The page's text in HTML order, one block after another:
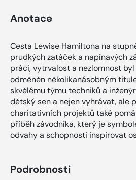
Anotace
Cesta Lewise Hamiltona na
prudkých zatáček a napínavých
práci, vytrvalost a nezlomnost
odměněn několikanásobným
skvělému týmu techniků a
dětský sen a nejen vyhrávat, ale
charitativních projektů také
příběh závodníka, který je
odvahy a schopnosti inspirovat
Podrobnosti